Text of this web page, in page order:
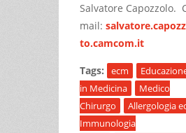
Salvatore Capozzolo.
mail:
to.camcom.it
Tags: ecm
in Medicina
Medico
Chirurgo
Allergologia
Immunologia